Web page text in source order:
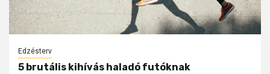
Edzésterv
5 brutális kihívás haladó futóknak